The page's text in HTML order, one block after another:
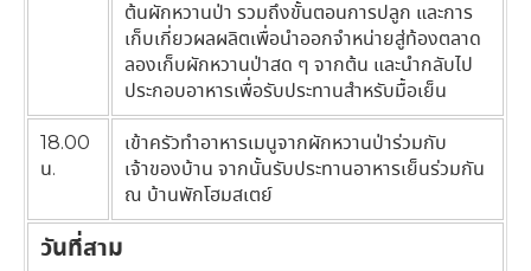
ต้นผักหวานป่า รวมถึงขั้นตอนการปลูก และการ
เก็บเกี่ยวผลผลิตเพื่อนำออกจำหน่ายสู่ท้องตลาด
ลองเก็บผักหวานป่าสด ๆ จากต้น และนำกลับไป
ประกอบอาหารเพื่อรับประทานสำหรับมื้อเย็น
18.00
น.
เข้าครัวทำอาหารเมนูจากผักหวานป่าร่วมกับ
เจ้าของบ้าน จากนั้นรับประทานอาหารเย็นร่วมกัน
ณ บ้านพักโฮมสเตย์
วันที่สาม